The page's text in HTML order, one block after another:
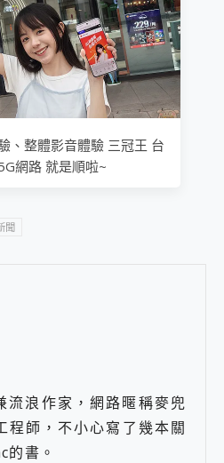
、整體影音體驗 三冠王 台
網路 就是順啦~
聞
流浪作家，網路暱稱麥兜
程師，不小心寫了幾本關
書。